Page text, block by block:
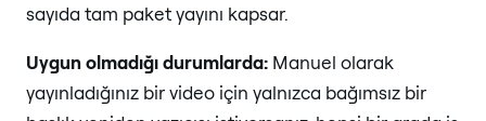
sayıda tam paket yayını kapsar.
Uygun olmadığı durumlarda: Manuel olarak
yayınladığınız bir video için yalnızca bağımsız bir